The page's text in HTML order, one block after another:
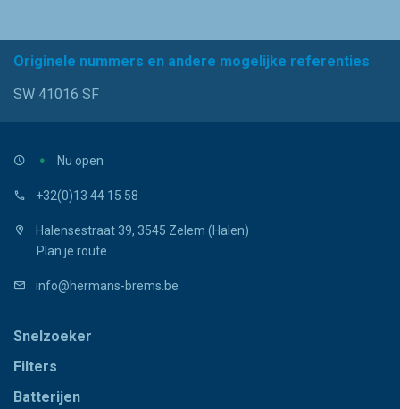
Originele nummers en andere mogelijke referenties
SW 41016 SF
Nu open
+32(0)13 44 15 58
Halensestraat 39, 3545 Zelem (Halen)
Plan je route
info@hermans-brems.be
Snelzoeker
Filters
Batterijen